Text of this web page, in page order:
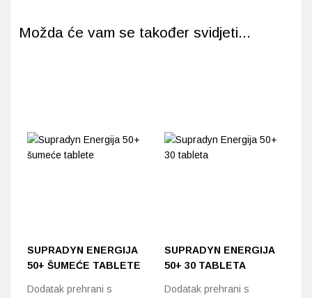
Možda će vam se također svidjeti...
SUPRADYN ENERGIJA
50+ ŠUMEĆE TABLETE
Dodatak prehrani s
SUPRADYN ENERGIJA
50+ 30 TABLETA
Dodatak prehrani s